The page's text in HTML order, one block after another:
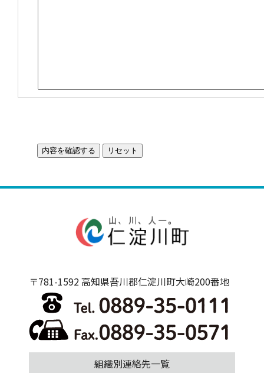
〒781-1592 高知県吾川郡仁淀川町大崎200番地
組織別連絡先一覧